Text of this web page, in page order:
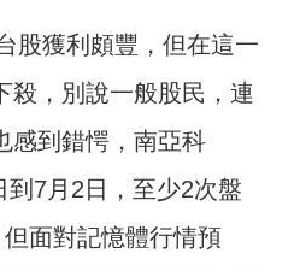
股獲利頗豐，但在這一
殺，別說一般股民，連
感到錯愕，南亞科
到7月2日，至少2次盤
面對記憶體行情預